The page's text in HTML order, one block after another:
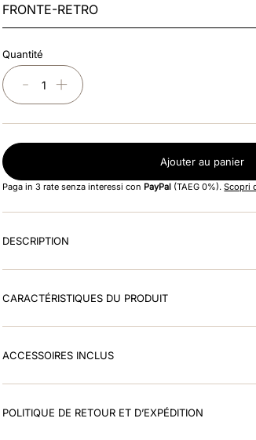
FRONTE-RETRO
Quantité
＋
－
Ajouter au panier
Paga in 3 rate senza interessi con PayPal (TAEG 0%).Scopri
DESCRIPTION
CARACTÉRISTIQUES DU PRODUIT
ACCESSOIRES INCLUS
POLITIQUE DE RETOUR ET D’EXPÉDITION